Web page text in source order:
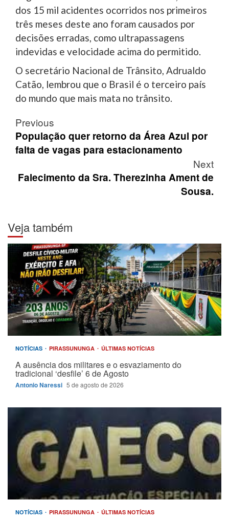
dos 15 mil acidentes ocorridos nos primeiros
três meses deste ano foram causados por
decisões erradas, como ultrapassagens
indevidas e velocidade acima do permitido.
O secretário Nacional de Trânsito, Adrualdo
Catão, lembrou que o Brasil é o terceiro país
do mundo que mais mata no trânsito.
Post
navigation
Previous
População quer retorno da Área Azul por
falta de vagas para estacionamento
Next
Falecimento da Sra. Therezinha Ament de
Sousa.
Veja também
NOTÍCIAS PIRASSUNUNGA ÚLTIMAS NOTÍCIAS
A ausência dos militares e o esvaziamento do
tradicional ‘desfile’ 6 de Agosto
Antonio Naressi 5 de agosto de 2026
NOTÍCIAS PIRASSUNUNGA ÚLTIMAS NOTÍCIAS